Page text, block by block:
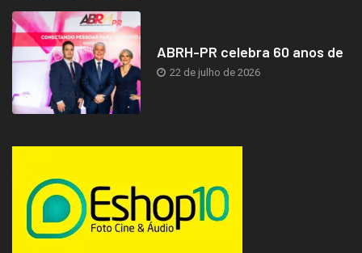
ABRH-PR celebra 60 anos de
22 de julho de 2026